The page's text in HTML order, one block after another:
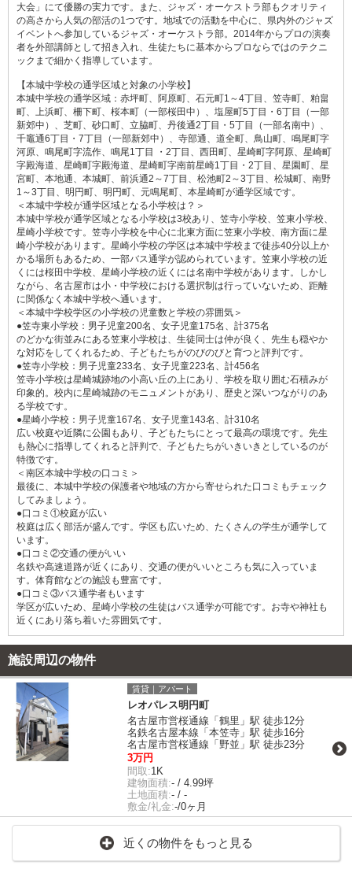
大会」にて優勝の実力です。また、ジャズ・オーケストラ部もクオリティ
の高さから人気の部活の1つです。地域での活動を中心に、県内外のジャズ
イベントへ参加しているジャズ・オーケストラ部。2014年からプロの演奏
者を外部講師として招き入れ、生徒たちに基本からプロならではのテクニ
ックまで細かく指導しています。
【本城中学校の通学区域と対象の小学校】
本城中学校の通学区域：赤坪町、阿原町、石元町1～4丁目、笠寺町、粕畠
町、上浜町、柵下町、桜本町（一部桜田中）、塩屋町5丁目・6丁目（一部
新郊中）、芝町、砂口町、立脇町、丹後通2丁目・5丁目（一部名南中）、
千竈通6丁目・7丁目（一部新郊中）、寺部通、道全町、鳥山町、鳴尾町字
河原、鳴尾町字流作、鳴尾1丁目 ・2丁目、西田町、星崎町字阿原、星崎町
字殿海道、星崎町字殿海道、星崎町字南前星崎1丁目・2丁目、星園町、星
宮町、本地通、本城町、前浜通2～7丁目、松池町2～3丁目、松城町、南野
1～3丁目、明円町、明円町、元鳴尾町、本星崎町が通学区域です。
＜本城中学校が通学区域となる小学校は？＞
本城中学校が通学区域となる小学校は3校あり、笠寺小学校、笠東小学校、
星崎小学校です。笠寺小学校を中心に北東方面に笠東小学校、南方面に星
崎小学校があります。星崎小学校の学区は本城中学校まで徒歩40分以上か
かる場所もあるため、一部バス通学が認められています。笠東小学校の近
くには桜田中学校、星崎小学校の近くには名南中学校があります。しかし
ながら、名古屋市は小・中学校における選択制は行っていないため、距離
に関係なく本城中学校へ通います。
＜本城中学校学区の小学校の児童数と学校の雰囲気＞
●笠寺東小学校：男子児童200名、女子児童175名、計375名
のどかな街並みにある笠東小学校は、生徒同士は仲が良く、先生も穏やか
な対応をしてくれるため、子どもたちがのびのびと育つと評判です。
●笠寺小学校：男子児童233名、女子児童223名、計456名
笠寺小学校は星崎城跡地の小高い丘の上にあり、学校を取り囲む石積みが
印象的。校内に星崎城跡のモニュメントがあり、歴史と深いつながりのあ
る学校です。
●星崎小学校：男子児童167名、女子児童143名、計310名
広い校庭や近隣に公園もあり、子どもたちにとって最高の環境です。先生
も熱心に指導してくれると評判で、子どもたちがいきいきとしているのが
特徴です。
＜南区本城中学校の口コミ＞
最後に、本城中学校の保護者や地域の方から寄せられた口コミもチェック
してみましょう。
●口コミ①校庭が広い
校庭は広く部活が盛んです。学区も広いため、たくさんの学生が通学して
います。
●口コミ②交通の便がいい
名鉄や高速道路が近くにあり、交通の便がいいところも気に入っていま
す。体育館などの施設も豊富です。
●口コミ③バス通学者もいます
学区が広いため、星崎小学校の生徒はバス通学が可能です。お寺や神社も
近くにあり落ち着いた雰囲気です。
施設周辺の物件
賃貸｜アパート
レオパレス明円町
名古屋市営桜通線「鶴里」駅 徒歩12分
名鉄名古屋本線「本笠寺」駅 徒歩16分
名古屋市営桜通線「野並」駅 徒歩23分
3万円
間取:1K
建物面積:- / 4.99坪
土地面積:- / -
敷金/礼金:-/0ヶ月
近くの物件をもっと見る